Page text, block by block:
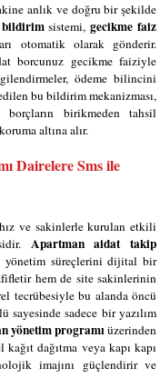
anlık ve doğru bir şekilde
bildirimsistemi,gecikme faiz
otomatik olarak gönderir.
borcunuz gecikme faiziyle
ödeme bilincini
bu bildirim mekanizması,
birikmeden tahsil
altına alır.
Dairelere Sms ile
ve sakinlerle kurulan etkili
Apartman aidat takip
süreçlerini dijital bir
hem de site sakinlerinin
tecrübesiyle bu alanda öncü
sadece bir yazılım
yönetim programıüzerinden
dağıtma veya kapı kapı
imajını güçlendirir ve